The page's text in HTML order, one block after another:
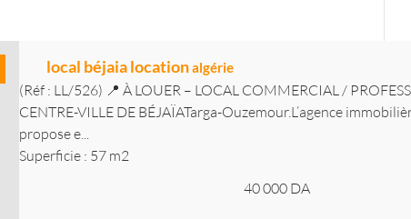
local béjaia locationalgérie
(Réf : LL/526) 📍 À LOUER – LOCAL COMMERCIAL /
CENTRE-VILLE DE BÉJAÏATarga-Ouzemour.L’agence
propose e...
Superficie : 57 m2
40 000 DA